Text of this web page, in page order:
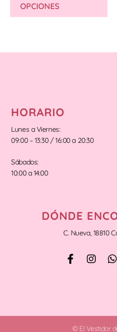
OPCIONES
HORARIO
Lunes a Viernes:
09:00 – 13:30 / 16:00 a 20:30
Sábados:
10:00 a 14:00
DÓNDE
C. Nueva, 18810
© El Vestidor